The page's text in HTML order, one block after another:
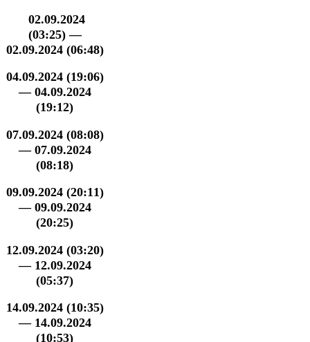
02.09.2024
(03:25) —
02.09.2024 (06:48)
04.09.2024 (19:06)
— 04.09.2024
(19:12)
07.09.2024 (08:08)
— 07.09.2024
(08:18)
09.09.2024 (20:11)
— 09.09.2024
(20:25)
12.09.2024 (03:20)
— 12.09.2024
(05:37)
14.09.2024 (10:35)
— 14.09.2024
(10:53)